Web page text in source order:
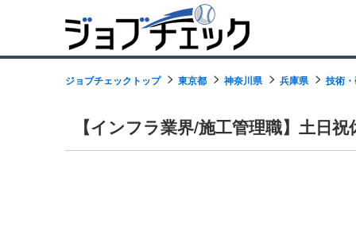
ジョブチェックトップ 東京都 神奈川県 兵庫県 技術
【インフラ業界/施工管理職】土日